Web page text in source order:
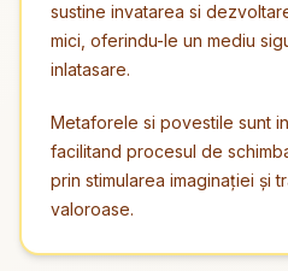
sustine invatarea si
mici, oferindu-le un mediu
inlatasare.
Metaforele si povestile sunt
facilitand procesul de
prin stimularea imaginației și
valoroase.